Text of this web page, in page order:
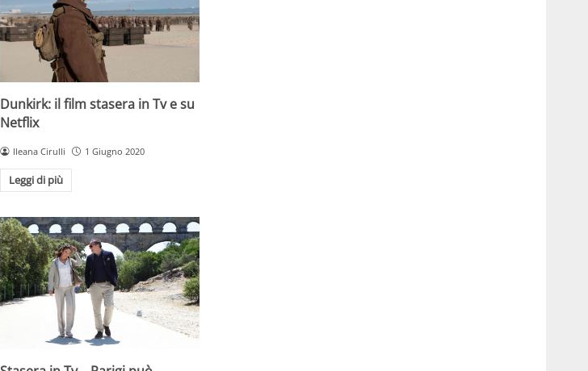
Dunkirk: il film stasera in Tv e su
Netflix
Ileana Cirulli 1 Giugno 2020
Leggi di più